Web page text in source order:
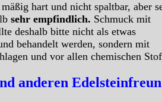
hart und nicht spaltbar, aber
sehr empfindlich. Schmuck mit
deshalb bitte nicht als etwas
behandelt werden, sondern mit
und vor allen chemischen
anderen